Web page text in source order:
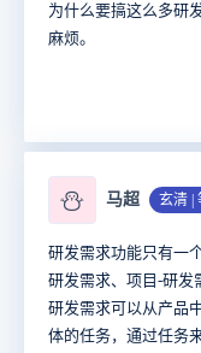
为什么要搞这么多研
麻烦。
⛄ 马超 玄清 |
研发需求功能只有一
研发需求、项目-研发
研发需求可以从产品
体的任务，通过任务